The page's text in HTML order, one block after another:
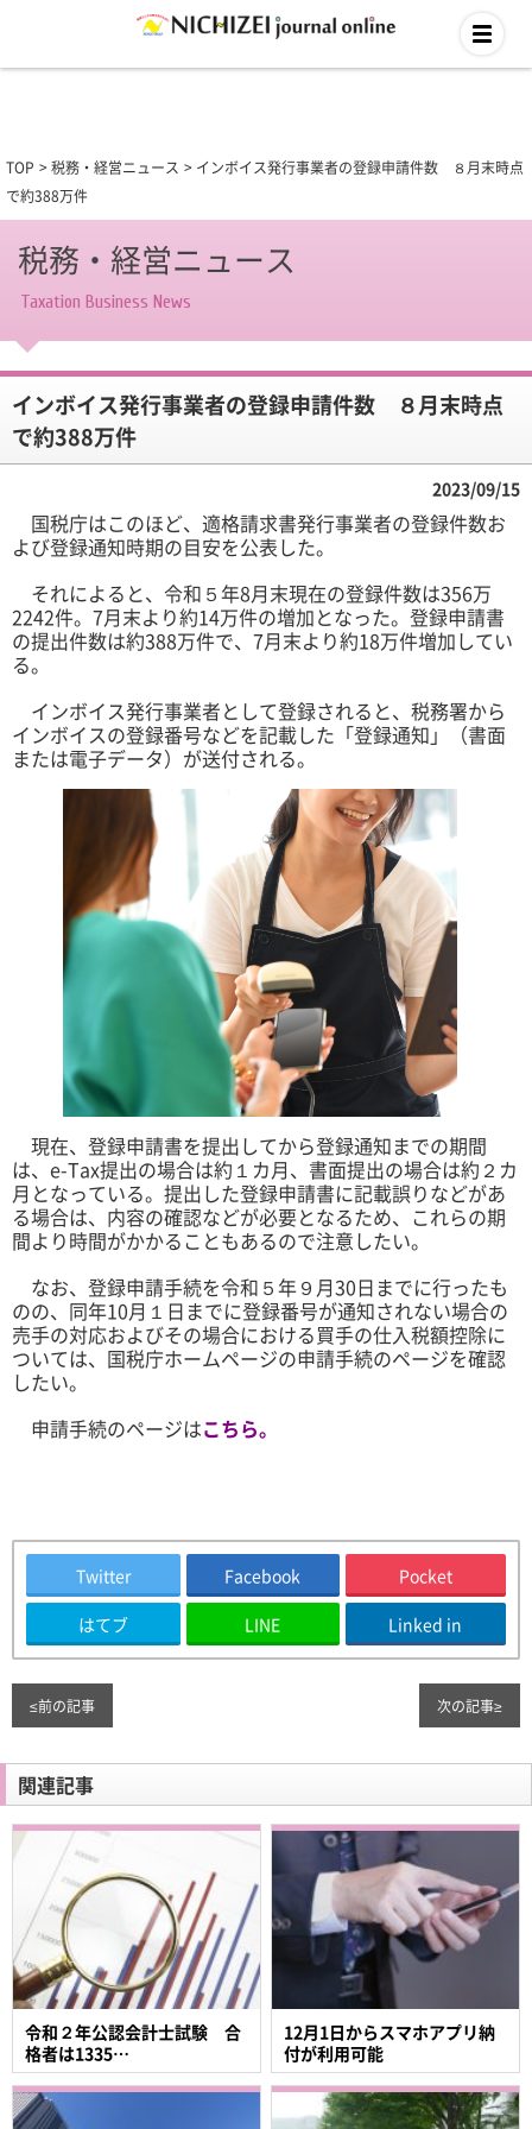
TOP 税務・経営ニュース
インボイス発行事業者の登録申請件数 ８月末時点
で約388万件
税務・経営ニュース
Taxation Business News
インボイス発行事業者の登録申請件数 ８月末時点
で約388万件
2023/09/15
国税庁はこのほど、適格請求書発行事業者の登録件数お
よび登録通知時期の目安を公表した。
それによると、令和５年8月末現在の登録件数は356万
2242件。7月末より約14万件の増加となった。登録申請書
の提出件数は約388万件で、7月末より約18万件増加してい
る。
インボイス発行事業者として登録されると、税務署から
インボイスの登録番号などを記載した「登録通知」（書面
または電子データ）が送付される。
現在、登録申請書を提出してから登録通知までの期間
は、e-Tax提出の場合は約１カ月、書面提出の場合は約２カ
月となっている。提出した登録申請書に記載誤りなどがあ
る場合は、内容の確認などが必要となるため、これらの期
間より時間がかかることもあるので注意したい。
なお、登録申請手続を令和５年９月30日までに行ったも
のの、同年10月１日までに登録番号が通知されない場合の
売手の対応およびその場合における買手の仕入税額控除に
ついては、国税庁ホームページの申請手続のページを確認
したい。
申請手続のページはこちら。
Twitter Facebook Pocket
はてブ LINE Linked in
≤前の記事 次の記事≥
関連記事
12月1日からスマホアプリ納
付が利用可能
令和２年公認会計士試験 合
格者は1335…